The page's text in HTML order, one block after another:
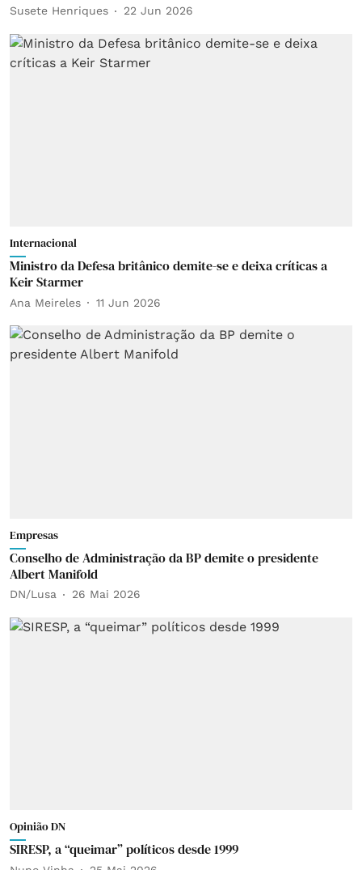
Susete Henriques 22 Jun 2026
Internacional
Ministro da Defesa britânico demite-se e deixa críticas a
Keir Starmer
Ana Meireles 11 Jun 2026
Empresas
Conselho de Administração da BP demite o presidente
Albert Manifold
DN/Lusa 26 Mai 2026
Opinião DN
SIRESP, a “queimar” políticos desde 1999